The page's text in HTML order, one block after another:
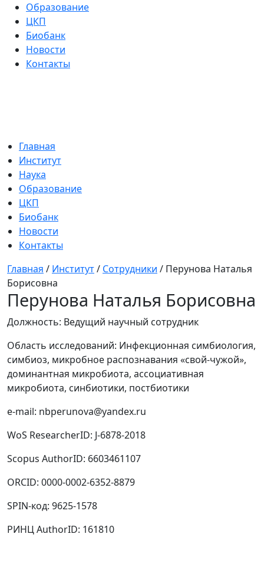
Образование
ЦКП
Биобанк
Новости
Контакты
Главная
Институт
Наука
Образование
ЦКП
Биобанк
Новости
Контакты
Главная / Институт/ Сотрудники / Перунова Наталья
Борисовна
Перунова Наталья Борисовна
Должность: Ведущий научный сотрудник
Область исследований: Инфекционная симбиология,
симбиоз, микробное распознавания «свой-чужой»,
доминантная микробиота, ассоциативная
микробиота, синбиотики, постбиотики
e-mail: nbperunova@yandex.ru
WoS ResearcherID: J-6878-2018
Scopus AuthorID: 6603461107
ORCID: 0000-0002-6352-8879
SPIN-код: 9625-1578
РИНЦ AuthorID: 161810